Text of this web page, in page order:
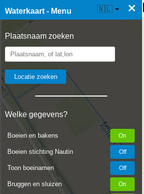
Waterkaart - Menu ×
Plaatsnaam zoeken
Welke gegevens?
Boeien en bakens
Boeien stichting Nautin
Toon boeinamen
Bruggen en sluizen
☰ Waterkaart Live 🇳🇱